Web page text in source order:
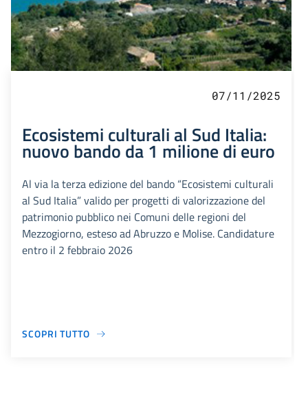
07/11/2025
Ecosistemi culturali al Sud Italia:
nuovo bando da 1 milione di euro
Al via la terza edizione del bando “Ecosistemi culturali
al Sud Italia” valido per progetti di valorizzazione del
patrimonio pubblico nei Comuni delle regioni del
Mezzogiorno, esteso ad Abruzzo e Molise. Candidature
entro il 2 febbraio 2026
SCOPRI TUTTO